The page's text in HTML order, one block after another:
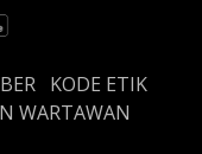
KODE ETIK
WARTAWAN